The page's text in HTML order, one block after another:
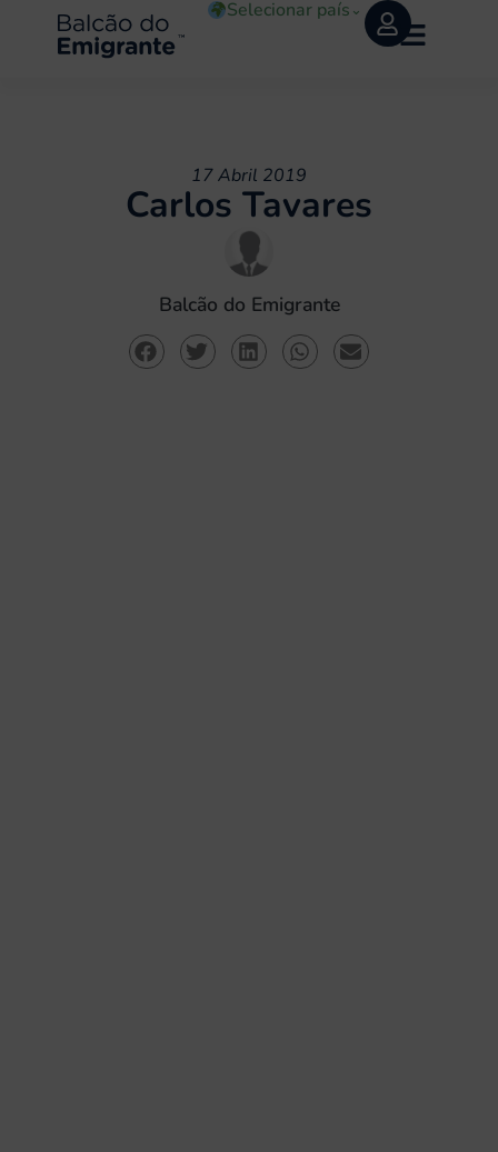
Selecionar país ⌄
17 Abril 2019
Carlos Tavares
Balcão do Emigrante